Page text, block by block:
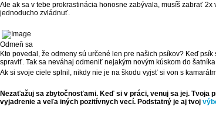
Ale ak sa v tebe prokrastinácia honosne zabývala, musíš zabrať
jednoducho zvládnuť.
Odmeň sa
Kto povedal, že odmeny sú určené len pre našich psíkov? Keď
spraviť. Tak sa neváhaj odmeniť nejakým novým kúskom do
Ak si svoje ciele splnil, nikdy nie je na škodu vyjsť si von s
Nezaťažuj sa zbytočnosťami. Keď si v práci, venuj sa jej.
vyjadrenie a veľa iných pozitívnych vecí. Podstatný je aj tvoj